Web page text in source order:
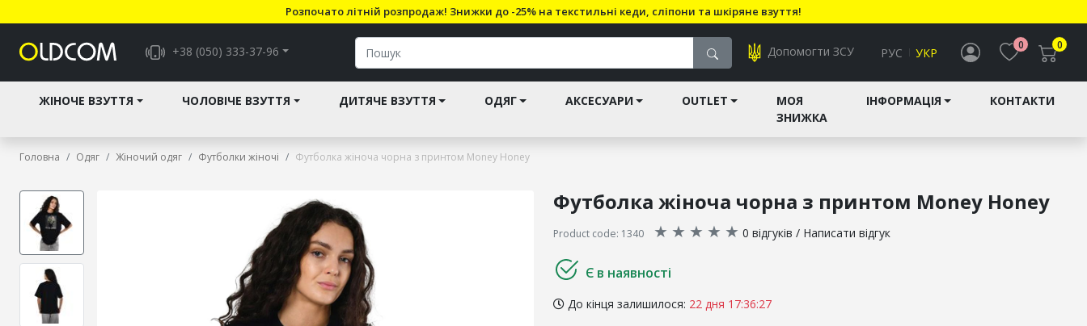
Розпочато літній розпродаж! Знижки до -25% на текстильні кеди, сліпони та шкіряне взуття!
+38 (050) 333-37-96 Допомогти ЗСУ РУС УКР
0 0
ЖІНОЧЕ ВЗУТТЯ ЧОЛОВІЧЕ ВЗУТТЯ ДИТЯЧЕ ВЗУТТЯ ОДЯГ АКСЕСУАРИ OUTLET
МОЯ
ЗНИЖКА
ІНФОРМАЦІЯ КОНТАКТИ
Головна Одяг Жіночий одяг Футболки жіночі Футболка жіноча чорна з принтом Money Honey
Футболка жіноча чорна з принтом Money Honey
Product code: 1340 ★ ★ ★ ★ ★ 0 відгуків / Написати відгук
Є в наявності
До кінця залишилося: 22 дня 17:36:26